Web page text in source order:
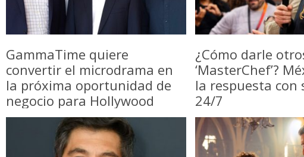
GammaTime quiere
convertir el microdrama en
la próxima oportunidad de
negocio para Hollywood
¿Cómo darle
‘MasterChef’?
la respuesta con
24/7